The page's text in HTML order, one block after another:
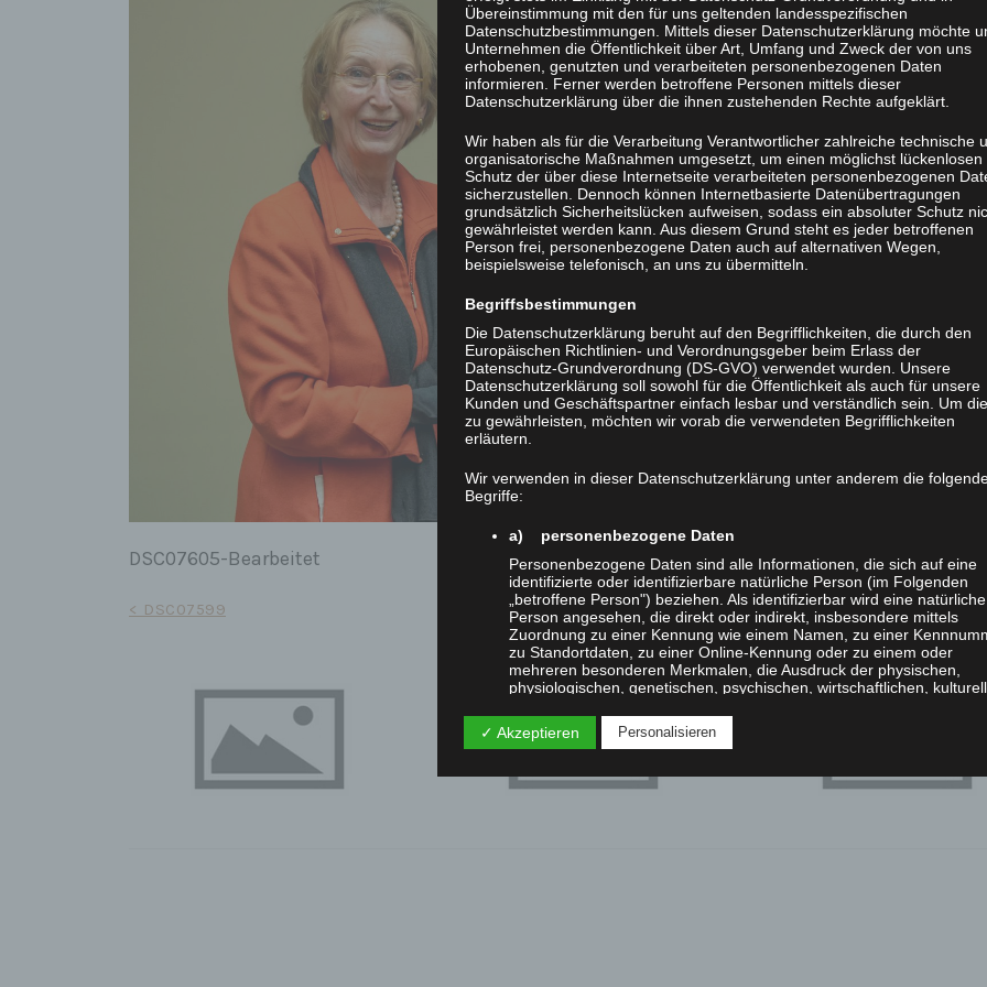
DSC07605-Bearbeitet
Beitrags-
< DSC07599
Übereinstimmung mit den für uns geltenden landesspezifischen
Datenschutzbestimmungen. Mittels dieser Datenschutzerklärung möchte
Unternehmen die Öffentlichkeit über Art, Umfang und Zweck der von uns
erhobenen, genutzten und verarbeiteten personenbezogenen Daten
informieren. Ferner werden betroffene Personen mittels dieser
Datenschutzerklärung über die ihnen zustehenden Rechte aufgeklärt.
Wir haben als für die Verarbeitung Verantwortlicher zahlreiche technische
organisatorische Maßnahmen umgesetzt, um einen möglichst lückenlosen
Schutz der über diese Internetseite verarbeiteten personenbezogenen
sicherzustellen. Dennoch können Internetbasierte Datenübertragungen
grundsätzlich Sicherheitslücken aufweisen, sodass ein absoluter Schutz
gewährleistet werden kann. Aus diesem Grund steht es jeder betroffenen
Person frei, personenbezogene Daten auch auf alternativen Wegen,
beispielsweise telefonisch, an uns zu übermitteln.
Begriffsbestimmungen
Die Datenschutzerklärung beruht auf den Begrifflichkeiten, die durch den
Europäischen Richtlinien- und Verordnungsgeber beim Erlass der
Datenschutz-Grundverordnung (DS-GVO) verwendet wurden. Unsere
Datenschutzerklärung soll sowohl für die Öffentlichkeit als auch für unsere
Kunden und Geschäftspartner einfach lesbar und verständlich sein. Um
zu gewährleisten, möchten wir vorab die verwendeten Begrifflichkeiten
erläutern.
Wir verwenden in dieser Datenschutzerklärung unter anderem die
Begriffe:
a) personenbezogene Daten
Personenbezogene Daten sind alle Informationen, die sich auf eine
identifizierte oder identifizierbare natürliche Person (im Folgenden
„betroffene Person") beziehen. Als identifizierbar wird eine natürliche
Person angesehen, die direkt oder indirekt, insbesondere mittels
Zuordnung zu einer Kennung wie einem Namen, zu einer
zu Standortdaten, zu einer Online-Kennung oder zu einem oder
mehreren besonderen Merkmalen, die Ausdruck der physischen,
physiologischen, genetischen, psychischen, wirtschaftlichen,
Betroffene Person ist jede identifizierte oder identifizierbare natürliche
✓ Akzeptieren Personalisieren